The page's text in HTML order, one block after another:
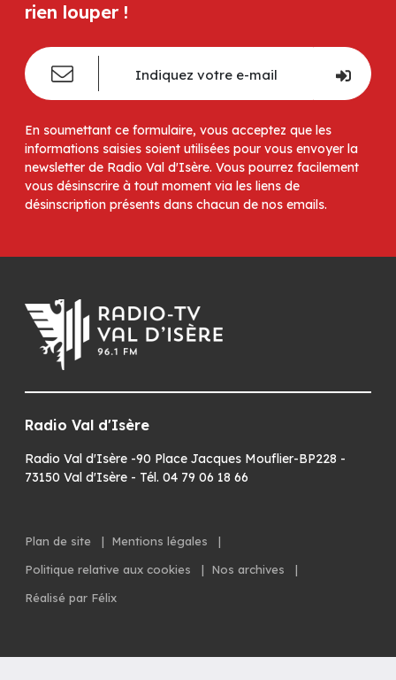
rien louper !
En soumettant ce formulaire, vous acceptez que les
informations saisies soient utilisées pour vous envoyer la
newsletter de Radio Val d'Isère. Vous pourrez facilement
vous désinscrire à tout moment via les liens de
désinscription présents dans chacun de nos emails.
Radio Val d'Isère
Radio Val d'Isère -90 Place Jacques Mouflier-BP228 -
73150 Val d'Isère - Tél. 04 79 06 18 66
Plan de site | Mentions légales
|
Politique relative aux cookies
| Nos archives
|
Réalisé par Félix